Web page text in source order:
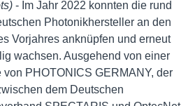
- Im Jahr 2022 konnten die rund
Photonikhersteller an den
Vorjahres anknüpfen und erneut
wachsen. Ausgehend von einer
von PHOTONICS GERMANY, der
dem Deutschen